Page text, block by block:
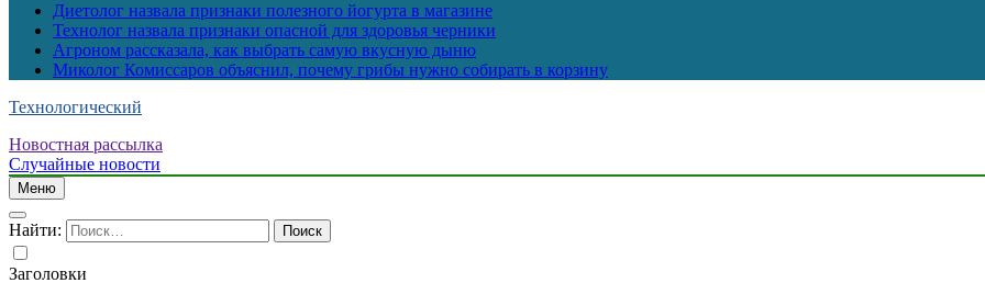
Диетолог назвала признаки полезного йогурта в магазине
Технолог назвала признаки опасной для здоровья черники
Агроном рассказала, как выбрать самую вкусную дыню
Миколог Комиссаров объяснил, почему грибы нужно собирать в корзину
Технологический
Новостная рассылка
Случайные новости
Меню
Найти:
Заголовки